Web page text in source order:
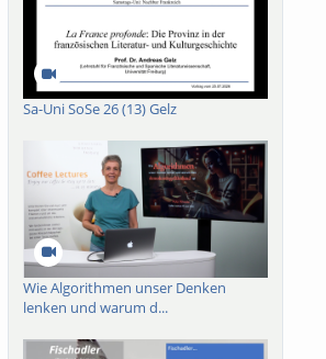
Sa-Uni SoSe 26 (13) Gelz
Wie Algorithmen unser Denken
lenken und warum d...